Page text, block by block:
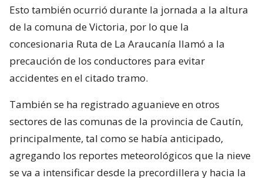
Esto también ocurrió durante la jornada a la altura
de la comuna de Victoria, por lo que la
concesionaria Ruta de La Araucanía llamó a la
precaución de los conductores para evitar
accidentes en el citado tramo.
También se ha registrado aguanieve en otros
sectores de las comunas de la provincia de Cautín,
principalmente, tal como se había anticipado,
agregando los reportes meteorológicos que la nieve
se va a intensificar desde la precordillera y hacia la